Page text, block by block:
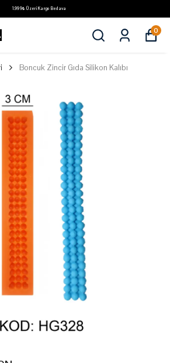
1.999₺ Üzeri Kargo Bedava
0
Boncuk Zincir Gıda Silikon Kalıbı